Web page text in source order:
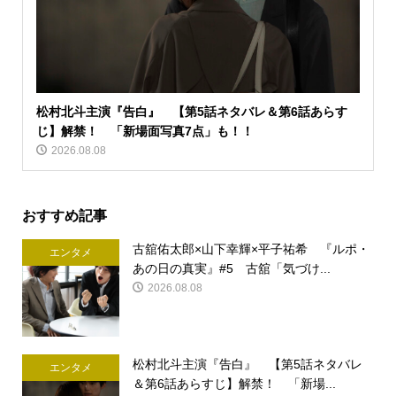
松村北斗主演『告白』 【第5話ネタバレ＆第6話あらす
じ】解禁！ 「新場面写真7点」も！！
2026.08.08
おすすめ記事
エンタメ
古舘佑太郎×山下幸輝×平子祐希 『ルポ・
あの日の真実』#5 古舘「気づけ...
2026.08.08
エンタメ
松村北斗主演『告白』 【第5話ネタバレ
＆第6話あらすじ】解禁！ 「新場...